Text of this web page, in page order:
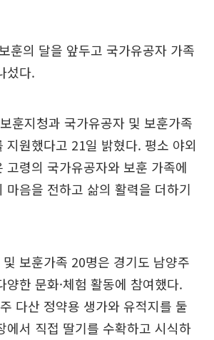
훈의 달을 앞두고 국가유공자 가족
섰다.
훈지청과 국가유공자 및 보훈가족
지원했다고 21일 밝혔다. 평소 야외
고령의 국가유공자와 보훈 가족에
마음을 전하고 삶의 활력을 더하기
보훈가족 20명은 경기도 남양주
양한 문화·체험 활동에 참여했다.
다산 정약용 생가와 유적지를 둘
에서 직접 딸기를 수확하고 시식하